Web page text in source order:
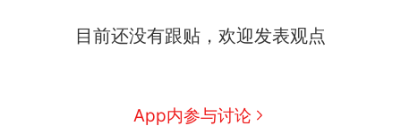
目前还没有跟贴，欢迎发表观点
App内参与讨论
因老师一句“跟我回家”改写了